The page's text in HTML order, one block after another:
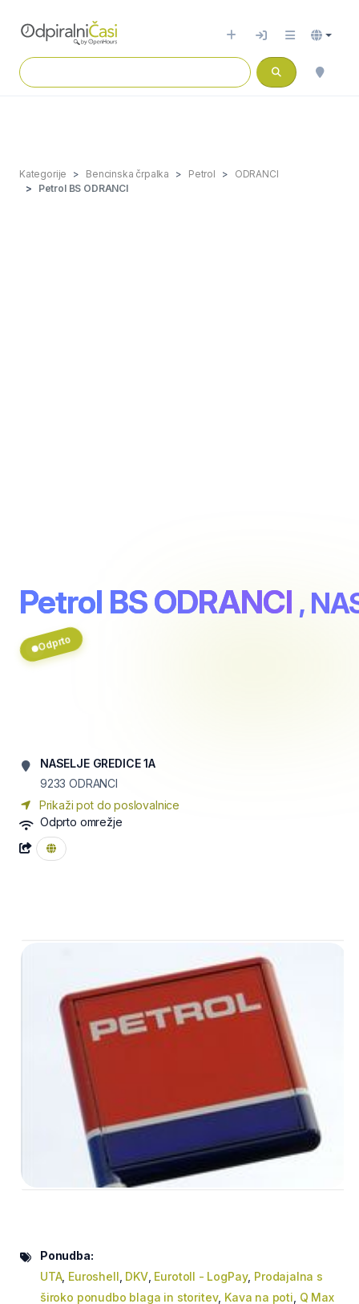
Kategorije Bencinska črpalka Petrol
ODRANCI
Petrol BS ODRANCI
Petrol BS ODRANCI ,
Odprto
NASELJE GREDICE 1A
9233 ODRANCI
Prikaži pot do poslovalnice
Odprto omrežje
Ponudba:
UTA, Euroshell DKV, Eurotoll - LogPay, Prodajalna s
široko ponudbo blaga in storitev, Kava na poti Q Max